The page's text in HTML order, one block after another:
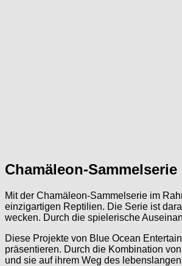
Chamäleon-Sammelserie
Mit der Chamäleon-Sammelserie im
einzigartigen Reptilien. Die Serie ist
wecken. Durch die spielerische
Diese Projekte von Blue Ocean
präsentieren. Durch die Kombination
und sie auf ihrem Weg des